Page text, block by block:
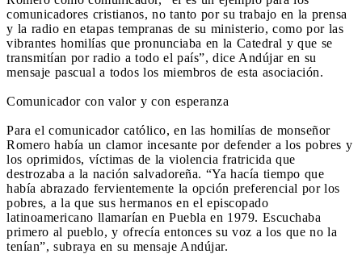
comunicadores cristianos, no tanto por su trabajo en la prensa
y la radio en etapas tempranas de su ministerio, como por las
vibrantes homilías que pronunciaba en la Catedral y que se
transmitían por radio a todo el país”, dice Andújar en su
mensaje pascual a todos los miembros de esta asociación.
Comunicador con valor y con esperanza
Para el comunicador católico, en las homilías de monseñor
Romero había un clamor incesante por defender a los pobres y
los oprimidos, víctimas de la violencia fratricida que
destrozaba a la nación salvadoreña. “Ya hacía tiempo que
había abrazado fervientemente la opción preferencial por los
pobres, a la que sus hermanos en el episcopado
latinoamericano llamarían en Puebla en 1979. Escuchaba
primero al pueblo, y ofrecía entonces su voz a los que no la
tenían”, subraya en su mensaje Andújar.